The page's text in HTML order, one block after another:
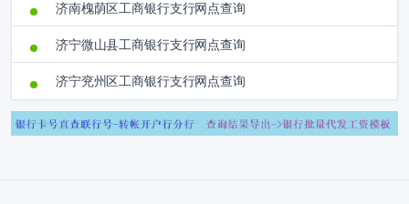
济南槐荫区工商银行支行网点查询
济宁微山县工商银行支行网点查询
济宁兖州区工商银行支行网点查询